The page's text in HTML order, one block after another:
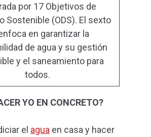
por 17 Objetivos de
Sostenible (ODS). El sexto
en garantizar la
de agua y su gestión
y el saneamiento para
todos.
YO EN CONCRETO?
el agua en casa y hacer